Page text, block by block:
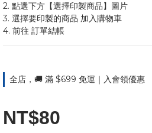
2. 點選下方【選擇印製商品】圖片
3. 選擇要印製的商品 加入購物車
4. 前往 訂單結帳
全店，🚚 滿 $699 免運｜入會領優惠
NT$80